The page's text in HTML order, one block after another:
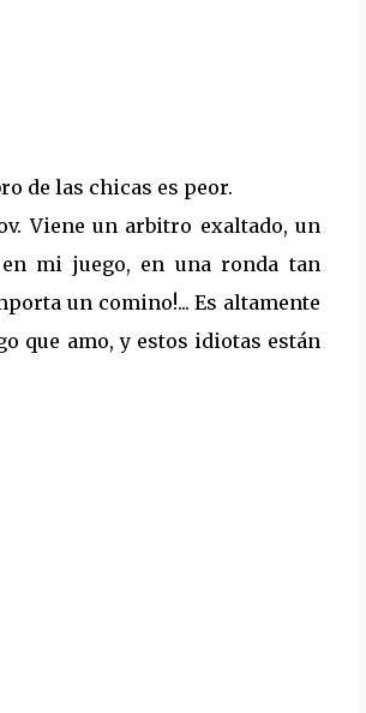
de las chicas es peor.
Viene un arbitro exaltado, un
mi juego, en una ronda tan
un comino!... Es altamente
que amo, y estos idiotas están